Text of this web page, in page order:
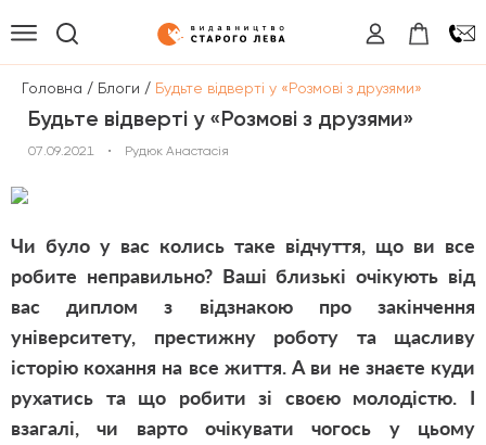
Головна / Блоги / Будьте відверті у «Розмові з друзями»
Будьте відверті у «Розмові з друзями»
07.09.2021 • Рудюк Анастасія
Чи було у вас колись таке відчуття, що ви все
робите неправильно? Ваші близькі очікують від
вас диплом з відзнакою про закінчення
університету, престижну роботу та щасливу
історію кохання на все життя. А ви не знаєте куди
рухатись та що робити зі своєю молодістю. І
взагалі, чи варто очікувати чогось у цьому